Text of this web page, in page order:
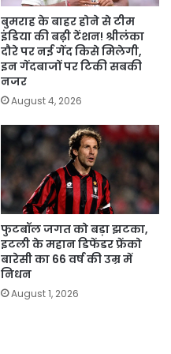
बुमराह के बाहर होने से टीम
इंडिया की बढ़ी टेंशन! श्रीलंका
दौरे पर नई गेंद किसे मिलेगी,
इन गेंदबाजों पर टिकी सबकी
नजर
August 4, 2026
फुटबॉल जगत को बड़ा झटका,
इटली के महान डिफेंडर फ्रेंको
बारेसी का 66 वर्ष की उम्र में
निधन
August 1, 2026